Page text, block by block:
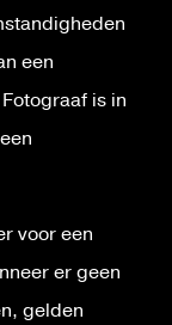
een
is in
voor een
er geen
gelden